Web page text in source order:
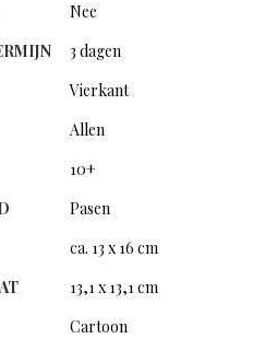
Nee
3 dagen
Vierkant
Allen
10+
Pasen
ca. 13 x 16 cm
13,1 x 13,1 cm
Cartoon